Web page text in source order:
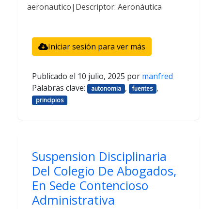
aeronautico|Descriptor: Aeronáutica
Iniciar sesión para ver más
Publicado el 10 julio, 2025 por manfred
Palabras clave:
autonomia , fuentes ,
principios
Suspension Disciplinaria
Del Colegio De Abogados,
En Sede Contencioso
Administrativa